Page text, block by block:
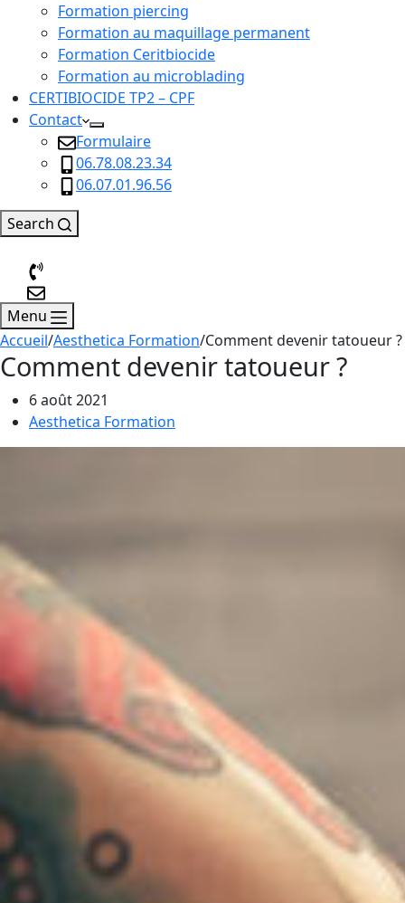
Formation piercing
Formation au maquillage permanent
Formation Ceritbiocide
Formation au microblading
CERTIBIOCIDE TP2 – CPF
Contact
Formulaire
06.78.08.23.34
06.07.01.96.56
Search
Menu
Accueil/Aesthetica Formation/Comment devenir tatoueur ?
Comment devenir tatoueur ?
6 août 2021
Aesthetica Formation